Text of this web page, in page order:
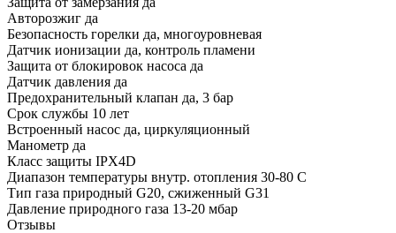
Авторозжиг да
Безопасность горелки да, многоуровневая
Датчик ионизации да, контроль пламени
Защита от блокировок насоса да
Датчик давления да
Предохранительный клапан да, 3 бар
Срок службы 10 лет
Встроенный насос да, циркуляционный
Манометр да
Класс защиты IPX4D
Диапазон температуры внутр. отопления 30-80 С
Тип газа природный G20, сжиженный G31
Давление природного газа 13-20 мбар
Отзывы